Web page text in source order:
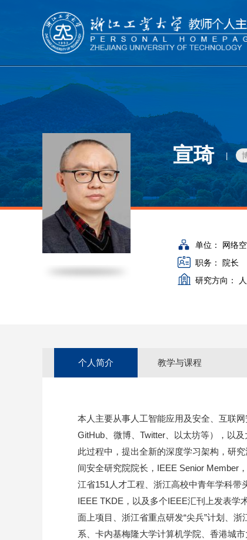
宣琦
单位：
网络
职务：
院长
研究方向：
个人简介 教学与课程
本人主要从事人工智能应用及安全、互联
GitHub、微博、Twitter、以太坊等），以
此过程中，提出全新的深度学习架构，研
间安全研究院院长，IEEE Senior Member
江省151人才工程、浙江高校中青年学科带
IEEE TKDE，以及多个IEEE汇刊上发表学
面上项目、浙江省重点研发“尖兵”计划、
系、卡内基梅隆大学计算机学院、香港城